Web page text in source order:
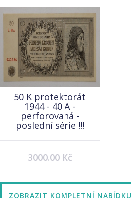
50 K protektorát
1944 - 40 A -
perforovaná -
poslední série !!!
3000.00 Kč
ZOBRAZIT KOMPLETNÍ NABÍDKU